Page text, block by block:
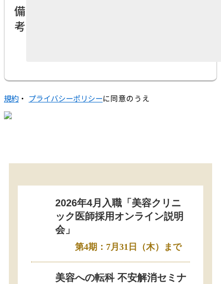
備
考
規約 ・ プライバシーポリシーに同意のうえ
2026年4月入職「美容クリニ
ック医師採用オンライン説明
会」
第4期：7月31日（木）まで
美容への転科 不安解消セミナ